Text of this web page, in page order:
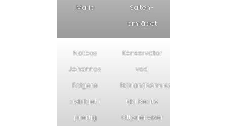
Mario
Salten-
området
Notbas
Johannes
Folgerø
avbildet i
prektig
Konservator
ved
Norlandssmuseet
Ida Beate
Otterlei viser